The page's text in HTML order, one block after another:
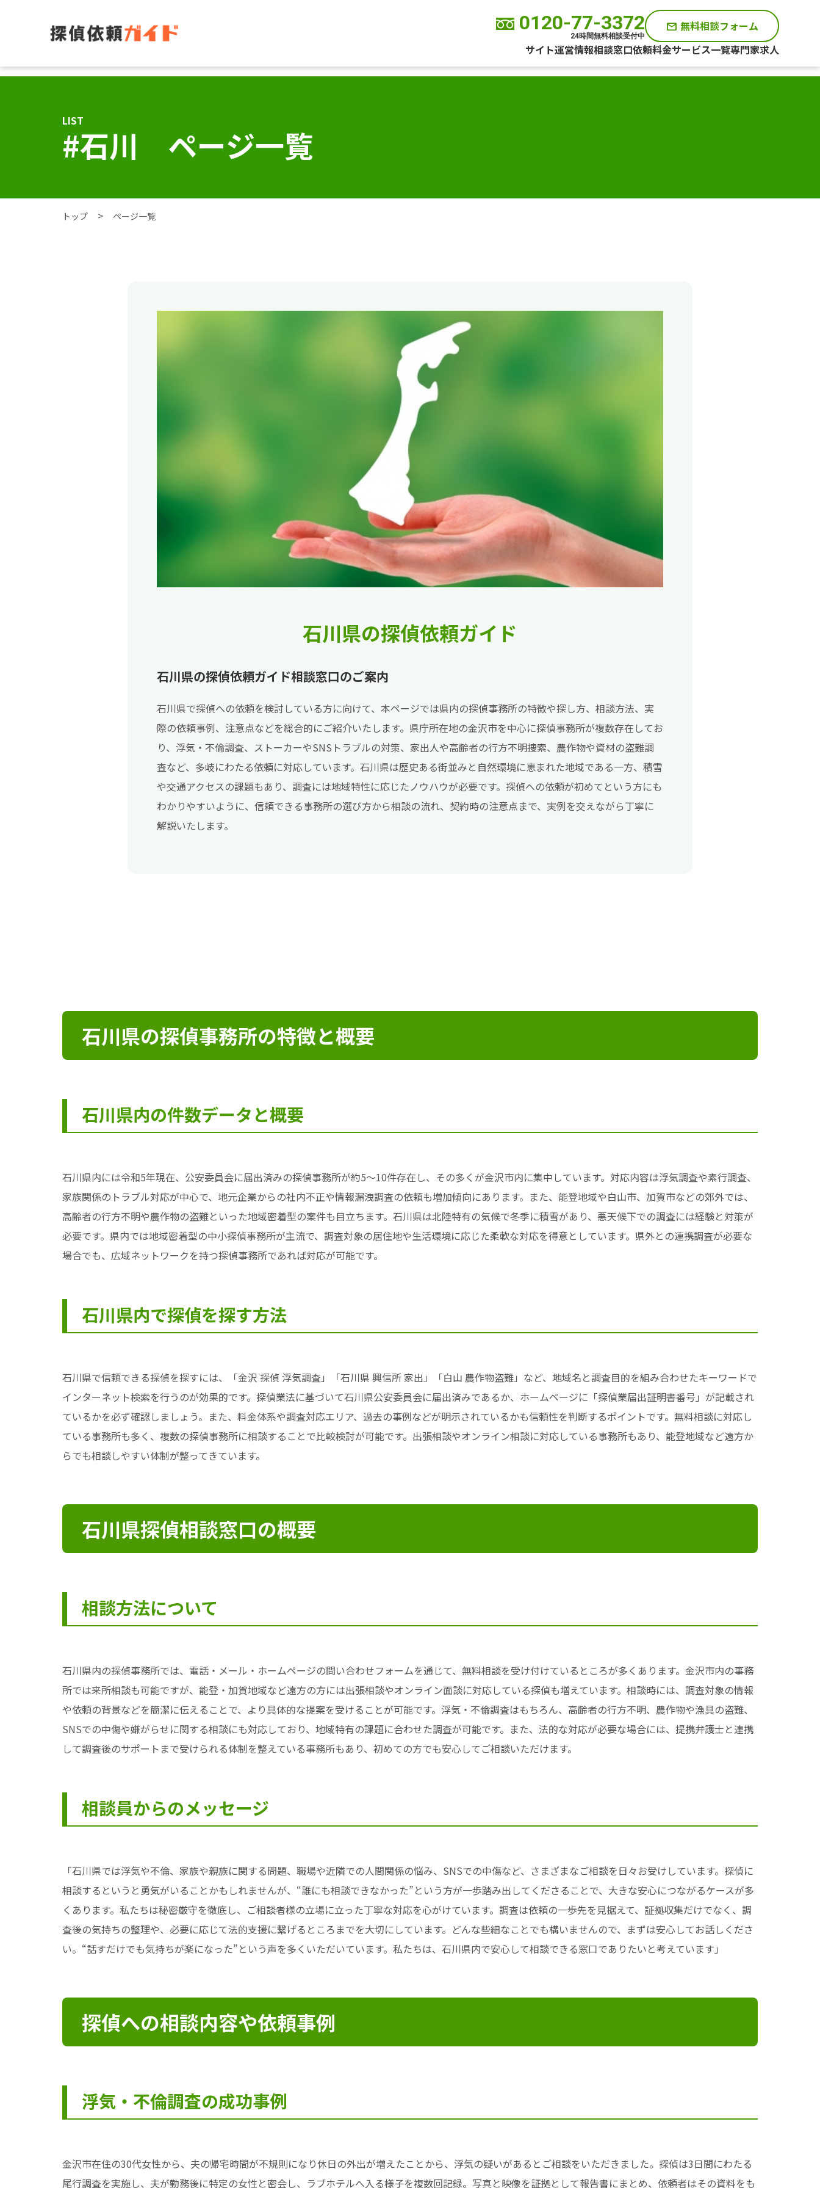
0120-77-3372
24時間無料相談受付中
mail 無料相談フォーム
サイト運営情報相談窓口依頼料金サービス一覧専門家求人
LIST
#石川 ページ一覧
トップ ページ一覧
石川県の探偵依頼ガイド
石川県の探偵依頼ガイド相談窓口のご案内
石川県で探偵への依頼を検討している方に向けて、本ページでは県内の探偵事務所の特徴や探し方、相談方法、実
際の依頼事例、注意点などを総合的にご紹介いたします。県庁所在地の金沢市を中心に探偵事務所が複数存在してお
り、浮気・不倫調査、ストーカーやSNSトラブルの対策、家出人や高齢者の行方不明捜索、農作物や資材の盗難調
査など、多岐にわたる依頼に対応しています。石川県は歴史ある街並みと自然環境に恵まれた地域である一方、積雪
や交通アクセスの課題もあり、調査には地域特性に応じたノウハウが必要です。探偵への依頼が初めてという方にも
わかりやすいように、信頼できる事務所の選び方から相談の流れ、契約時の注意点まで、実例を交えながら丁寧に
解説いたします。
石川県の探偵事務所の特徴と概要
石川県内の件数データと概要
石川県内には令和5年現在、公安委員会に届出済みの探偵事務所が約5〜10件存在し、その多くが金沢市内に集中しています。対応内容は浮気調査や素行調査、
家族関係のトラブル対応が中心で、地元企業からの社内不正や情報漏洩調査の依頼も増加傾向にあります。また、能登地域や白山市、加賀市などの郊外では、
高齢者の行方不明や農作物の盗難といった地域密着型の案件も目立ちます。石川県は北陸特有の気候で冬季に積雪があり、悪天候下での調査には経験と対策が
必要です。県内では地域密着型の中小探偵事務所が主流で、調査対象の居住地や生活環境に応じた柔軟な対応を得意としています。県外との連携調査が必要な
場合でも、広域ネットワークを持つ探偵事務所であれば対応が可能です。
石川県内で探偵を探す方法
石川県で信頼できる探偵を探すには、「金沢 探偵 浮気調査」「石川県 興信所 家出」「白山 農作物盗難」など、地域名と調査目的を組み合わせたキーワードで
インターネット検索を行うのが効果的です。探偵業法に基づいて石川県公安委員会に届出済みであるか、ホームページに「探偵業届出証明書番号」が記載され
ているかを必ず確認しましょう。また、料金体系や調査対応エリア、過去の事例などが明示されているかも信頼性を判断するポイントです。無料相談に対応し
ている事務所も多く、複数の探偵事務所に相談することで比較検討が可能です。出張相談やオンライン相談に対応している事務所もあり、能登地域など遠方か
らでも相談しやすい体制が整ってきています。
石川県探偵相談窓口の概要
相談方法について
石川県内の探偵事務所では、電話・メール・ホームページの問い合わせフォームを通じて、無料相談を受け付けているところが多くあります。金沢市内の事務
所では来所相談も可能ですが、能登・加賀地域など遠方の方には出張相談やオンライン面談に対応している探偵も増えています。相談時には、調査対象の情報
や依頼の背景などを簡潔に伝えることで、より具体的な提案を受けることが可能です。浮気・不倫調査はもちろん、高齢者の行方不明、農作物や漁具の盗難、
SNSでの中傷や嫌がらせに関する相談にも対応しており、地域特有の課題に合わせた調査が可能です。また、法的な対応が必要な場合には、提携弁護士と連携
して調査後のサポートまで受けられる体制を整えている事務所もあり、初めての方でも安心してご相談いただけます。
相談員からのメッセージ
「石川県では浮気や不倫、家族や親族に関する問題、職場や近隣での人間関係の悩み、SNSでの中傷など、さまざまなご相談を日々お受けしています。探偵に
相談するというと勇気がいることかもしれませんが、“誰にも相談できなかった”という方が一歩踏み出してくださることで、大きな安心につながるケースが多
くあります。私たちは秘密厳守を徹底し、ご相談者様の立場に立った丁寧な対応を心がけています。調査は依頼の一歩先を見据えて、証拠収集だけでなく、調
査後の気持ちの整理や、必要に応じて法的支援に繋げるところまでを大切にしています。どんな些細なことでも構いませんので、まずは安心してお話しくださ
い。“話すだけでも気持ちが楽になった”という声を多くいただいています。私たちは、石川県内で安心して相談できる窓口でありたいと考えています」
探偵への相談内容や依頼事例
浮気・不倫調査の成功事例
金沢市在住の30代女性から、夫の帰宅時間が不規則になり休日の外出が増えたことから、浮気の疑いがあるとご相談をいただきました。探偵は3日間にわたる
尾行調査を実施し、夫が勤務後に特定の女性と密会し、ラブホテルへ入る様子を複数回記録。写真と映像を証拠として報告書にまとめ、依頼者はその資料をも